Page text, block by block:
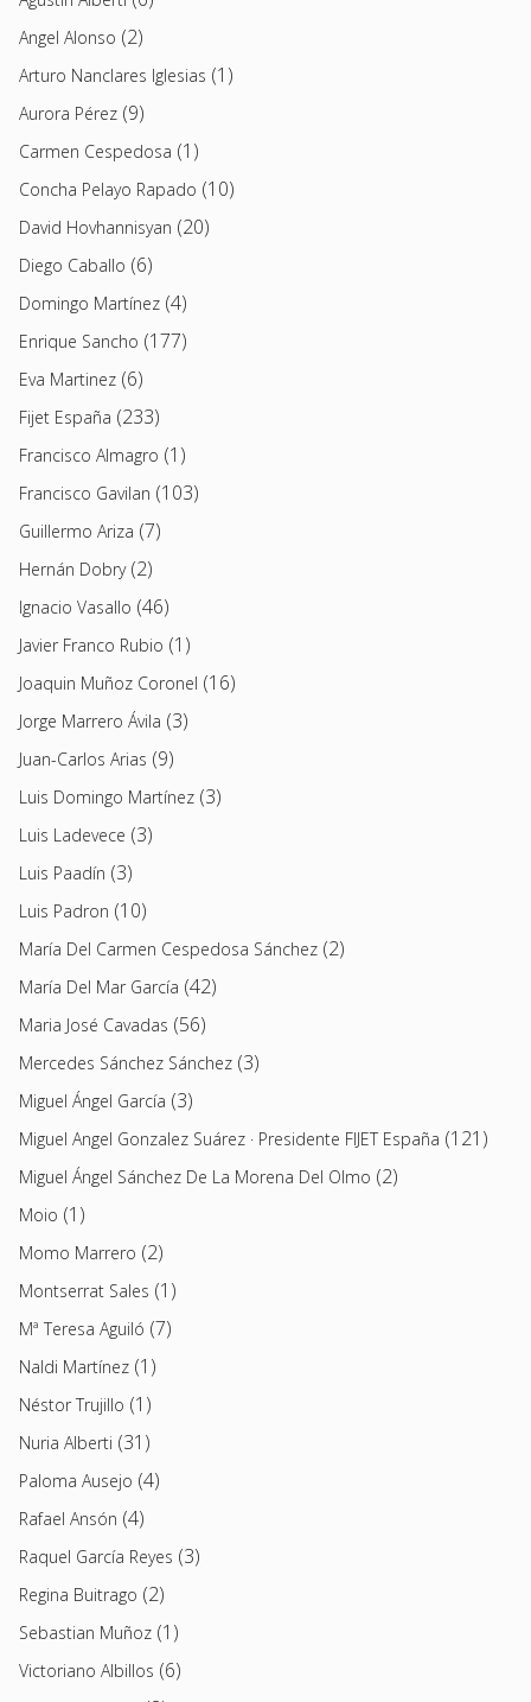
Angel Alonso (2)
Arturo Nanclares Iglesias (1)
Aurora Pérez (9)
Carmen Cespedosa (1)
Concha Pelayo Rapado (10)
David Hovhannisyan (20)
Diego Caballo (6)
Domingo Martínez (4)
Enrique Sancho (177)
Eva Martinez (6)
Fijet España (233)
Francisco Almagro (1)
Francisco Gavilan (103)
Guillermo Ariza (7)
Hernán Dobry(2)
Ignacio Vasallo (46)
Javier Franco Rubio (1)
Joaquin Muñoz Coronel (16)
Jorge Marrero Ávila (3)
Juan-Carlos Arias (9)
Luis Domingo Martínez (3)
Luis Ladevece (3)
Luis Paadín (3)
Luis Padron (10)
María Del Carmen Cespedosa Sánchez (2)
María Del Mar García (42)
Maria José Cavadas (56)
Mercedes Sánchez Sánchez (3)
Miguel Ángel García (3)
Miguel Angel Gonzalez Suárez · Presidente FIJET España (121)
Miguel Ángel Sánchez De La Morena Del Olmo (2)
Moio (1)
Momo Marrero (2)
Montserrat Sales (1)
Mª Teresa Aguiló (7)
Naldi Martínez (1)
Néstor Trujillo (1)
Nuria Alberti (31)
Paloma Ausejo (4)
Rafael Ansón (4)
Raquel García Reyes (3)
Regina Buitrago (2)
Sebastian Muñoz (1)
Victoriano Albillos (6)